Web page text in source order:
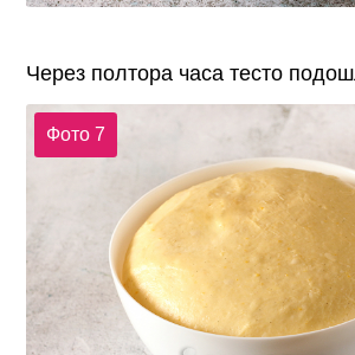
Через полтора часа тесто
Фото 7